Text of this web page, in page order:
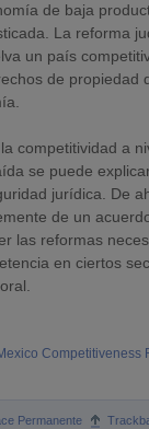
de baja
La reforma
un país
de propiedad
competitividad a
se puede
jurídica. De
de un
las reformas
en ciertos
Competitiveness
Permanente